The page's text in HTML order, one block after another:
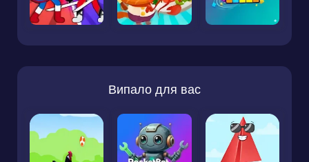
Випало для вас